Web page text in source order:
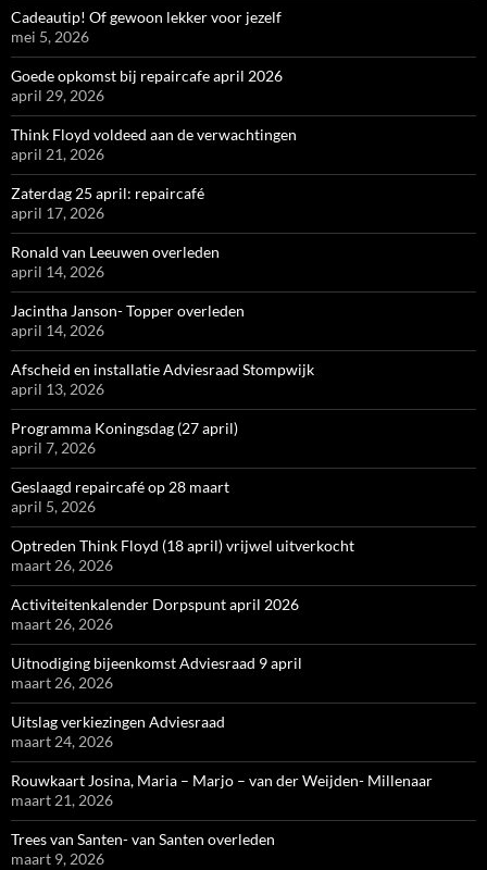
Cadeautip! Of gewoon lekker voor jezelf
mei 5, 2026
Goede opkomst bij repaircafe april 2026
april 29, 2026
Think Floyd voldeed aan de verwachtingen
april 21, 2026
Zaterdag 25 april: repaircafé
april 17, 2026
Ronald van Leeuwen overleden
april 14, 2026
Jacintha Janson- Topper overleden
april 14, 2026
Afscheid en installatie Adviesraad Stompwijk
april 13, 2026
Programma Koningsdag (27 april)
april 7, 2026
Geslaagd repaircafé op 28 maart
april 5, 2026
Optreden Think Floyd (18 april) vrijwel uitverkocht
maart 26, 2026
Activiteitenkalender Dorpspunt april 2026
maart 26, 2026
Uitnodiging bijeenkomst Adviesraad 9 april
maart 26, 2026
Uitslag verkiezingen Adviesraad
maart 24, 2026
Rouwkaart Josina, Maria – Marjo – van der Weijden- Millenaar
maart 21, 2026
Trees van Santen- van Santen overleden
maart 9, 2026